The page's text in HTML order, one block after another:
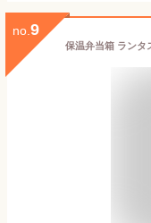
no. 9